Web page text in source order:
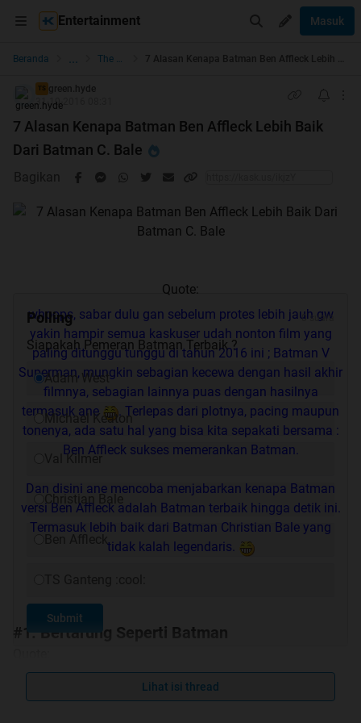
Entertainment Masuk
Beranda ... The Lounge
TS green.hyde
31-10-2016 08:31
7 Alasan Kenapa Batman Ben Affleck Lebih Baik
Dari Batman C. Bale
Bagikan
Quote:
whoops, sabar dulu gan sebelum protes lebih jauh gw
yakin hampir semua kaskuser udah nonton film yang
paling ditunggu tunggu di tahun 2016 ini ; Batman V
Superman, mungkin sebagian kecewa dengan hasil akhir
filmnya, sebagian lainnya puas dengan hasilnya
termasuk ane
. Terlepas dari plotnya, pacing maupun
tonenya, ada satu hal yang bisa kita sepakati bersama :
Ben Affleck sukses memerankan Batman.
Dan disini ane mencoba menjabarkan kenapa Batman
versi Ben Affleck adalah Batman terbaik hingga detik ini.
Termasuk lebih baik dari Batman Christian Bale yang
tidak kalah legendaris.
#1. Bertarung Seperti Batman
OK ini poin yang paling obvious; Batman Affleck adalah
Polling 0 suara
Siapakah Pemeran Batman Terbaik ?
Adam West
Michael Keaton
Val Kilmer
Submit
Lihat isi thread